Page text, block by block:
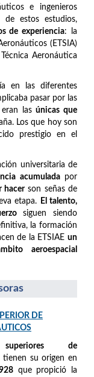
e ingenieros
de estos estudios,
de experiencia: la
(ETSIA)
Aeronáutica
en las diferentes
pasar por las
eran lasúnicas que
Los que hoy son
prestigio en el
universitaria de
acumuladapor
hacerson señas de
etapa.
El talento,
siguen siendo
la formación
de la ETSIAE un
aeroespacial
DE
de
tienen su origen en
que propició la